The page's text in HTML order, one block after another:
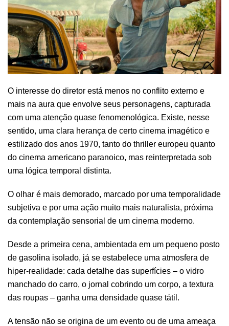
O interesse do diretor está menos no conflito externo e
mais na aura que envolve seus personagens, capturada
com uma atenção quase fenomenológica. Existe, nesse
sentido, uma clara herança de certo cinema imagético e
estilizado dos anos 1970, tanto do thriller europeu quanto
do cinema americano paranoico, mas reinterpretada sob
uma lógica temporal distinta.
O olhar é mais demorado, marcado por uma temporalidade
subjetiva e por uma ação muito mais naturalista, próxima
da contemplação sensorial de um cinema moderno.
Desde a primeira cena, ambientada em um pequeno posto
de gasolina isolado, já se estabelece uma atmosfera de
hiper-realidade: cada detalhe das superfícies – o vidro
manchado do carro, o jornal cobrindo um corpo, a textura
das roupas – ganha uma densidade quase tátil.
A tensão não se origina de um evento ou de uma ameaça